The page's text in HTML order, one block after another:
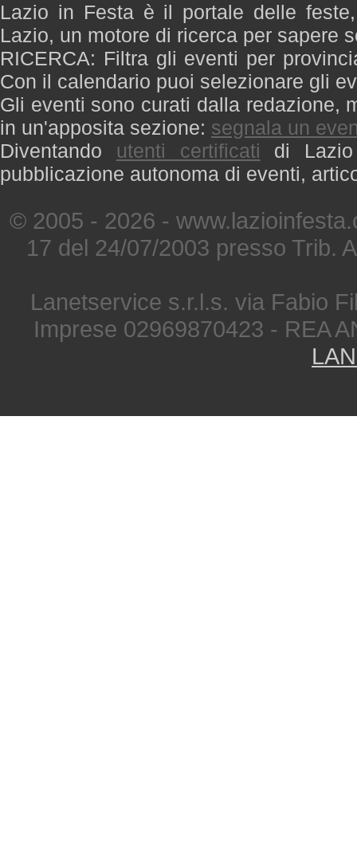
Lazio in Festa è il portale delle
Lazio, un motore di ricerca per sapere
RICERCA: Filtra gli eventi per
Con il calendario puoi selezionare gli
Gli eventi sono curati dalla redazione,
in un'apposita sezione: segnala un
Diventando utenti certificati di
pubblicazione autonoma di eventi,
© 2005 - 2026 -
17 del 24/07/2003 presso Trib.
Lanetservice s.r.l.s. via Fabio
Imprese 02969870423 - REA